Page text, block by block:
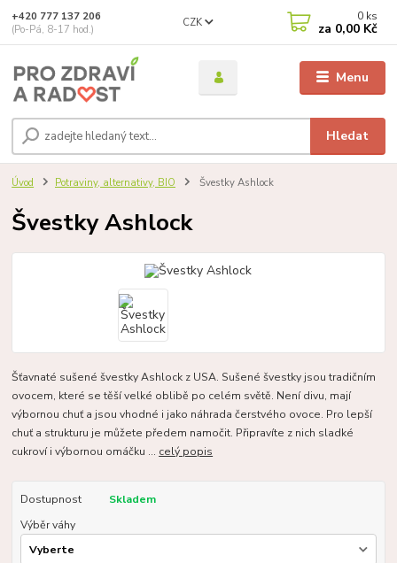
Menu
CZK
Hledat
+420 777 137 206
(Po-Pá, 8-17 hod.)
0 ks
za 0,00 Kč
Úvod Potraviny, alternativy, BIO Švestky Ashlock
Švestky Ashlock
Šťavnaté sušené švestky Ashlock z USA. Sušené švestky jsou tradičním
ovocem, které se těší velké oblibě po celém světě. Není divu, mají
výbornou chuť a jsou vhodné i jako náhrada čerstvého ovoce. Pro lepší
chuť a strukturu je můžete předem namočit. Připravíte z nich sladké
cukroví i výbornou omáčku ... celý popis
Dostupnost
Skladem
Výběr váhy